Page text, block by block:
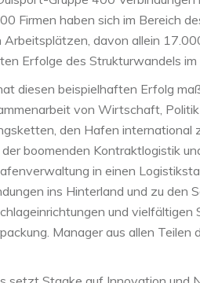
Firmen haben sich im Bereich
davon allein
Erfolge des Strukturwandels im
diesen beispielhaften Erfolg
von Wirtschaft,
den Hafen international
boomenden Kontraktlogistik
in einen
ins Hinterland und zu den
und
Manager aus allen